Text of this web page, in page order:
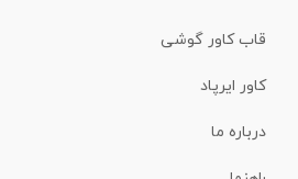
قاب کاور گوشی
کاور ایرپاد
درباره ما